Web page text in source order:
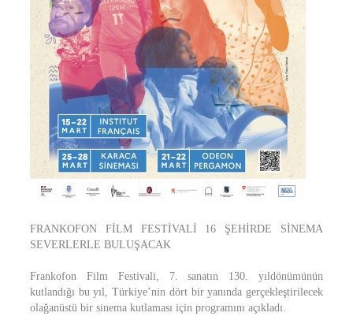
FRANKOFON FİLM FESTİVALİ 16 ŞEHİRDE SİNEMA
SEVERLERLE BULUŞACAK
Frankofon Film Festivali, 7. sanatın 130. yıldönümünün
kutlandığı bu yıl, Türkiye’nin dört bir yanında gerçekleştirilecek
olağanüstü bir sinema kutlaması için programını açıkladı.